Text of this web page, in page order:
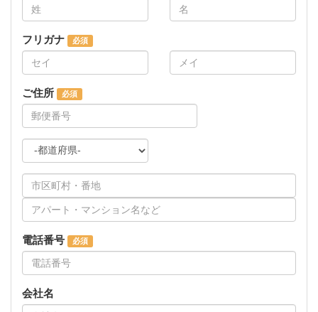
フリガナ
ご住所
電話番号
会社名